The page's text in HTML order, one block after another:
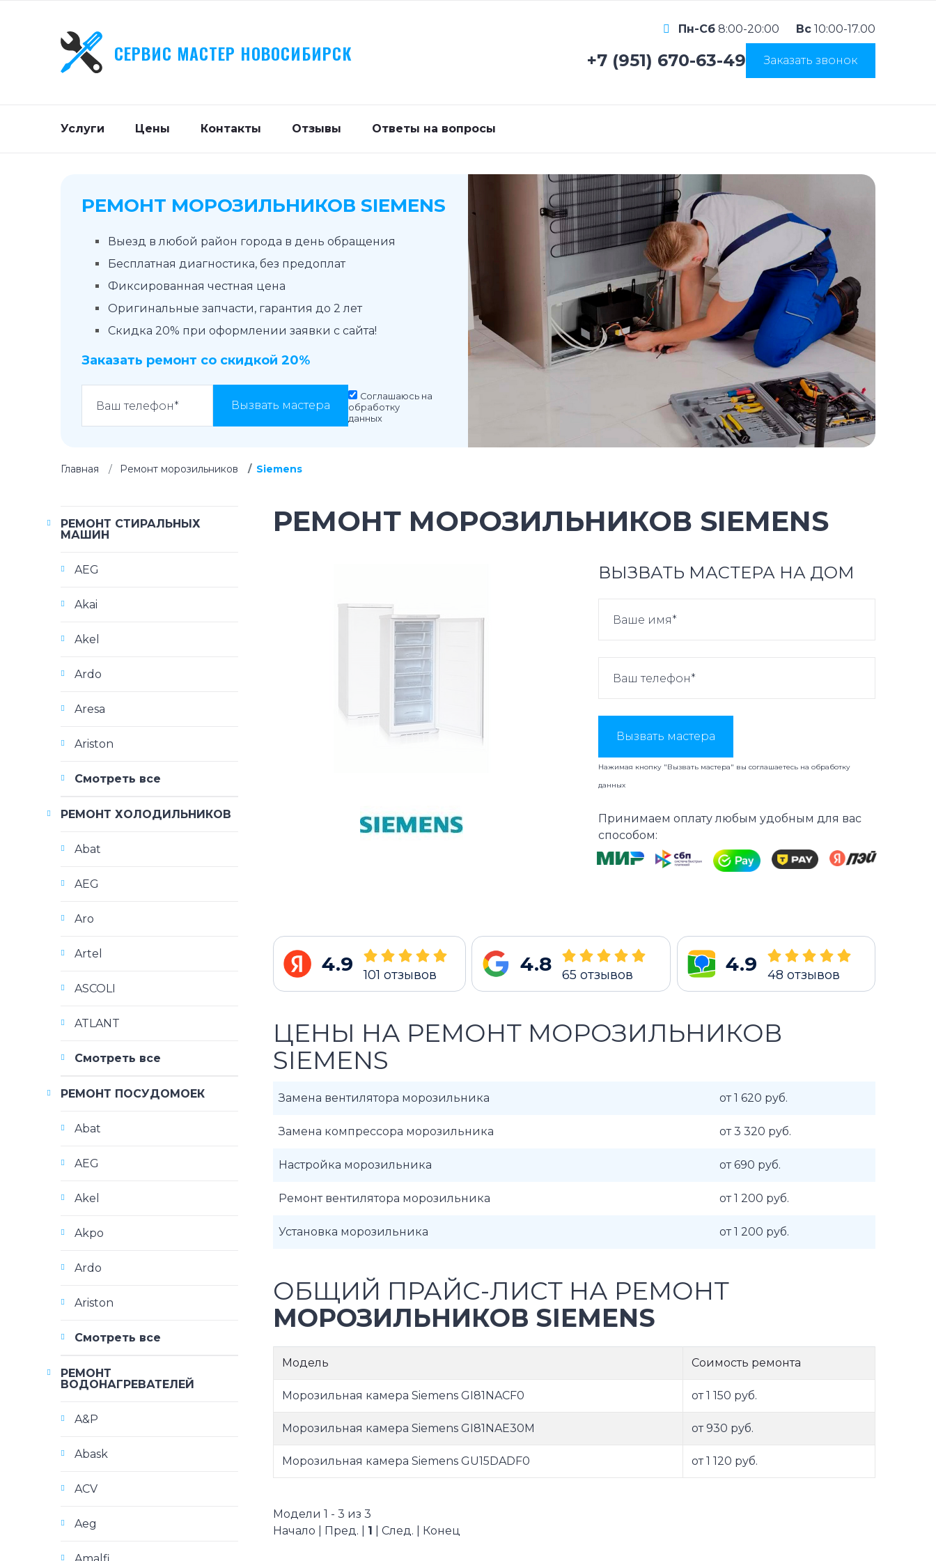
СЕРВИС МАСТЕР НОВОСИБИРСК
Пн-Сб 8:00-20:00 Вс 10:00-17.00
+7 (951) 670-63-49 Заказать звонок
Услуги Цены Контакты Отзывы Ответы на вопросы
РЕМОНТ МОРОЗИЛЬНИКОВ SIEMENS
Выезд в любой район города в день обращения
Бесплатная диагностика, без предоплат
Фиксированная честная цена
Оригинальные запчасти, гарантия до 2 лет
Скидка 20% при оформлении заявки с сайта!
Заказать ремонт со скидкой 20%
Вызвать мастера
Соглашаюсь на
обработку
данных
Главная Ремонт морозильников Siemens
РЕМОНТ МОРОЗИЛЬНИКОВ SIEMENS
ВЫЗВАТЬ МАСТЕРА НА ДОМ
Вызвать мастера
Нажимая кнопку "Вызвать мастера" вы соглашаетесь наобработку
данных
Принимаем оплату любым удобным для вас
способом:
4.9 101 отзывов 4.8 65 отзывов 4.9 48 отзывов
ЦЕНЫ НА РЕМОНТ МОРОЗИЛЬНИКОВ
SIEMENS
Замена вентилятора морозильника от 1 620 руб.
Замена компрессора морозильника от 3 320 руб.
Настройка морозильника от 690 руб.
Ремонт вентилятора морозильника от 1 200 руб.
Установка морозильника от 1 200 руб.
ОБЩИЙ ПРАЙС-ЛИСТ НА РЕМОНТ
МОРОЗИЛЬНИКОВ SIEMENS
Модель Соимость ремонта
Морозильная камера Siemens GI81NACF0 от 1 150 руб.
Морозильная камера Siemens GI81NAE30M от 930 руб.
Морозильная камера Siemens GU15DADF0 от 1 120 руб.
Модели 1 - 3 из 3
Начало | Пред. | 1 | След. | Конец
РЕМОНТ СТИРАЛЬНЫХ
МАШИН
AEG
Akai
Akel
Ardo
Aresa
Ariston
Смотреть все
РЕМОНТ ХОЛОДИЛЬНИКОВ
Abat
AEG
Aro
Artel
ASCOLI
ATLANT
Смотреть все
РЕМОНТ ПОСУДОМОЕК
Abat
AEG
Akel
Akpo
Ardo
Ariston
Смотреть все
РЕМОНТ
ВОДОНАГРЕВАТЕЛЕЙ
A&P
Abask
ACV
Aeg